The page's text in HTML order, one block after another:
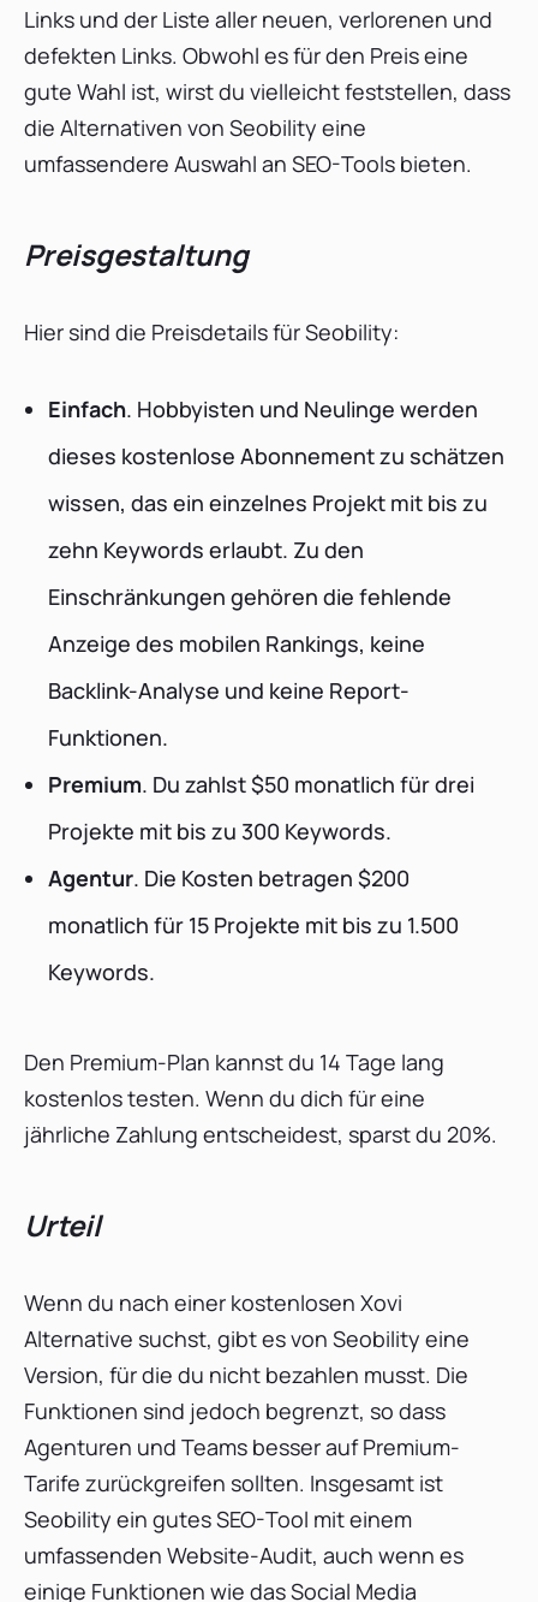
Links und der Liste aller neuen, verlorenen und
defekten Links. Obwohl es für den Preis eine
gute Wahl ist, wirst du vielleicht feststellen, dass
die Alternativen von Seobility eine
umfassendere Auswahl an SEO-Tools bieten.
Preisgestaltung
Hier sind die Preisdetails für Seobility:
Einfach. Hobbyisten und Neulinge werden
dieses kostenlose Abonnement zu schätzen
wissen, das ein einzelnes Projekt mit bis zu
zehn Keywords erlaubt. Zu den
Einschränkungen gehören die fehlende
Anzeige des mobilen Rankings, keine
Backlink-Analyse und keine Report-
Funktionen.
Premium. Du zahlst $50 monatlich für drei
Projekte mit bis zu 300 Keywords.
Agentur. Die Kosten betragen $200
monatlich für 15 Projekte mit bis zu 1.500
Keywords.
Den Premium-Plan kannst du 14 Tage lang
kostenlos testen. Wenn du dich für eine
jährliche Zahlung entscheidest, sparst du 20%.
Urteil
Wenn du nach einer kostenlosen Xovi
Alternative suchst, gibt es von Seobility eine
Version, für die du nicht bezahlen musst. Die
Funktionen sind jedoch begrenzt, so dass
Agenturen und Teams besser auf Premium-
Tarife zurückgreifen sollten. Insgesamt ist
Seobility ein gutes SEO-Tool mit einem
umfassenden Website-Audit, auch wenn es
einige Funktionen wie das Social Media